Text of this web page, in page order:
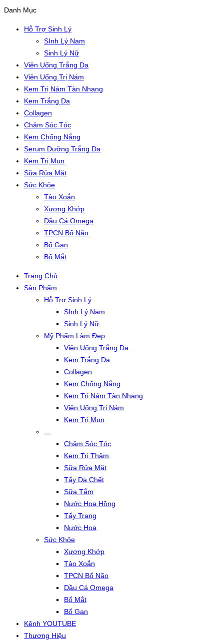
Danh Mục
Hỗ Trợ Sinh Lý
SInh Lý Nam
Sinh Lý Nữ
Viên Uống Trắng Da
Viên Uống Trị Nám
Kem Trị Nám Tàn Nhang
Kem Trắng Da
Collagen
Chăm Sóc Tóc
Kem Chống Nắng
Serum Dưỡng Trắng Da
Kem Trị Mụn
Sữa Rửa Mặt
Sức Khỏe
Tảo Xoắn
Xương Khớp
Dầu Cá Omega
TPCN Bổ Não
Bổ Gan
Bổ Mắt
Trang Chủ
Sản Phẩm
Hỗ Trợ Sinh Lý
SInh Lý Nam
Sinh Lý Nữ
Mỹ Phẩm Làm Đẹp
Viên Uống Trắng Da
Kem Trắng Da
Collagen
Kem Chống Nắng
Kem Trị Nám Tàn Nhang
Viên Uống Trị Nám
Kem Trị Mụn
Chăm Sóc Tóc
Kem Trị Thâm
Sữa Rửa Mặt
Tẩy Da Chết
Sữa Tắm
Nước Hoa Hồng
Tẩy Trang
Nước Hoa
Sức Khỏe
Xương Khớp
Tảo Xoắn
TPCN Bổ Não
Dầu Cá Omega
Bổ Mắt
Bổ Gan
Kênh YOUTUBE
Thương Hiệu